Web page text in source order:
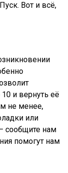
Вот и всё,
и вернуть её
не менее,
или
сообщите нам
помогут нам